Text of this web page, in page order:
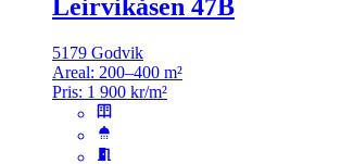
Leirvikåsen 47B
5179 Godvik
Areal: 200–400 m²
Pris: 1 900 kr/m²